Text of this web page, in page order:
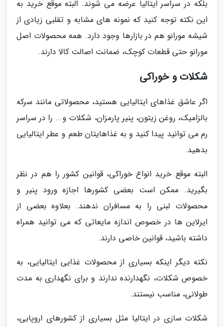
بلکه در سراسر ایتالیا عرضه می شوند. البته موقع خرید به
این نکته توجه کنید که نمونه های مشابه و تقلبی زیادی از
شیشه مورانو هم در بازارها وجود دارد. همه محصولات اصل
مورانو حتی قطعات کوچک، ضمانت اصالت کالا دارند.
شکلات و خوراکی
اگر عاشق غذاهای ایتالیایی هستید، محصولاتی مانند سرکه
بالزامیک، روغن زیتون، پنیر پارمزان، شکلات و... را در سراسر
رم می توانید پیدا کنید و به غذاهایتان طعم و عطر ایتالیایی
بدهید.
البته موقع خرید انواع خوراکی، قوانین کشور را هم در نظر
بگیرید. ممکن است بعضی کشورها اجازه ورود پنیر و
محصولات لبنی را به مسافران ندهند. بعلاوه بعضی از
ایرلاین ها در خصوص اندازه مایعاتی که می توانید همراه
داشته باشید، قوانین خاصی دارند.
نکته دیگر اینکه بسیاری از محصولات غذایی ایتالیایی، به
خصوص شکلات، نگهدارنده ندارند و برای نگهداری به مدت
طولانی، مناسب نیستند.
شکلات سازی در ایتالیا مثل بسیاری از کشورهای اروپایی،